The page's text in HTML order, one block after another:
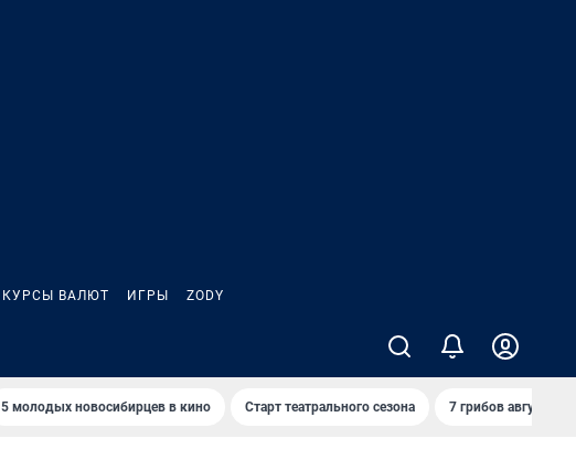
КУРСЫ ВАЛЮТ ИГРЫ ZODY
5 молодых новосибирцев в кино Старт театрального сезона 7 грибов августа